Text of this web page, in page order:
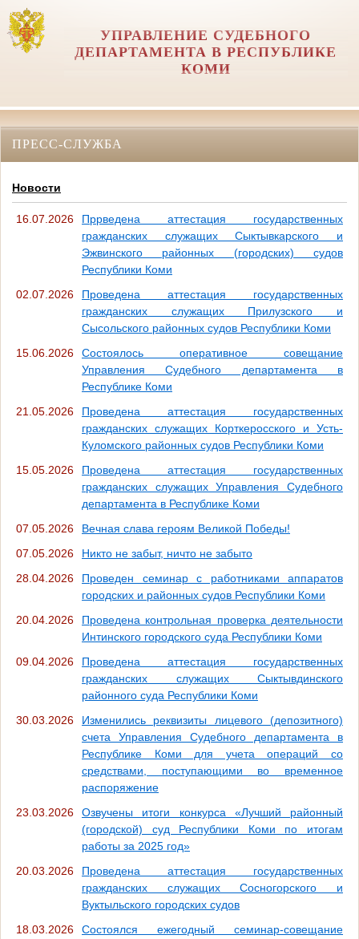
УПРАВЛЕНИЕ СУДЕБНОГО
ДЕПАРТАМЕНТА В РЕСПУБЛИКЕ
КОМИ
ПРЕСС-СЛУЖБА
Новости
16.07.2026
Пррведена аттестация государственных
гражданских служащих Сыктывкарского и
Эжвинского районных (городских) судов
Республики Коми
02.07.2026
Проведена аттестация государственных
гражданских служащих Прилузского и
Сысольского районных судов Республики Коми
15.06.2026
Состоялось оперативное совещание
Управления Судебного департамента в
Республике Коми
21.05.2026
Проведена аттестация государственных
гражданских служащих Корткеросского и Усть-
Куломского районных судов Республики Коми
15.05.2026
Проведена аттестация государственных
гражданских служащих Управления Судебного
департамента в Республике Коми
07.05.2026
Вечная слава героям Великой Победы!
07.05.2026
Никто не забыт, ничто не забыто
28.04.2026
Проведен семинар с работниками аппаратов
городских и районных судов Республики Коми
20.04.2026
Проведена контрольная проверка деятельности
Интинского городского суда Республики Коми
09.04.2026
Проведена аттестация государственных
гражданских служащих Сыктывдинского
районного суда Республики Коми
30.03.2026
Изменились реквизиты лицевого (депозитного)
счета Управления Судебного департамента в
Республике Коми для учета операций со
средствами, поступающими во временное
распоряжение
23.03.2026
Озвучены итоги конкурса «Лучший районный
(городской) суд Республики Коми по итогам
работы за 2025 год»
20.03.2026
Проведена аттестация государственных
гражданских служащих Сосногорского и
Вуктыльского городских судов
18.03.2026
Состоялся ежегодный семинар-совещание